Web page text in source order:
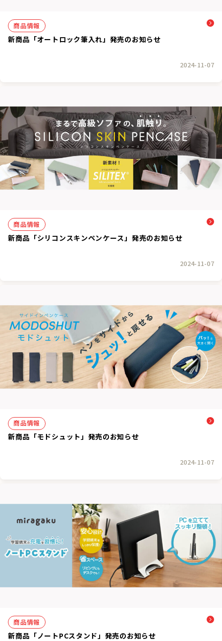
商品情報
新商品「オートロック筆入れ」発売のお知らせ
2024-11-07
商品情報
新商品「シリコンスキンペンケース」発売のお知らせ
2024-11-07
商品情報
新商品「モドシュット」発売のお知らせ
2024-11-07
商品情報
新商品「ノートPCスタンド」発売のお知らせ